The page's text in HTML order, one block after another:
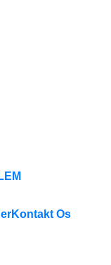
Kontakt Os